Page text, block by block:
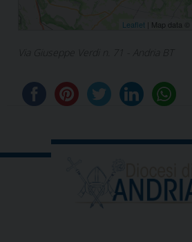
Leaflet | Map data ©
Via Giuseppe Verdi n. 71 - Andria BT